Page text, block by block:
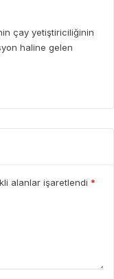
çay yetiştiriciliğinin
haline gelen
alanlar işaretlendi *